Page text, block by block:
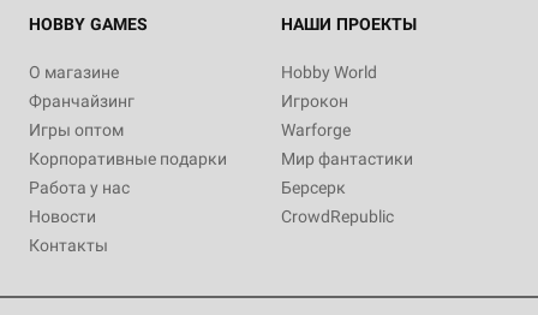
HOBBY GAMES
О магазине
Франчайзинг
Игры оптом
Корпоративные подарки
Работа у нас
Новости
Контакты
НАШИ ПРОЕКТЫ
Hobby World
Игрокон
Warforge
Мир фантастики
Берсерк
CrowdRepublic